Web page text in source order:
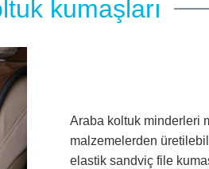
kumaşları
Araba koltuk minderleri
malzemelerden
elastik sandviç file